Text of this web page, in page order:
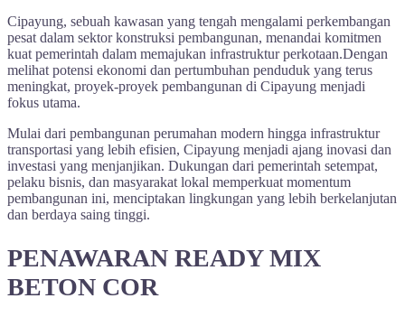
Cipayung, sebuah kawasan yang tengah mengalami perkembangan
pesat dalam sektor konstruksi pembangunan, menandai komitmen
kuat pemerintah dalam memajukan infrastruktur perkotaan.Dengan
melihat potensi ekonomi dan pertumbuhan penduduk yang terus
meningkat, proyek-proyek pembangunan di Cipayung menjadi
fokus utama.
Mulai dari pembangunan perumahan modern hingga infrastruktur
transportasi yang lebih efisien, Cipayung menjadi ajang inovasi dan
investasi yang menjanjikan. Dukungan dari pemerintah setempat,
pelaku bisnis, dan masyarakat lokal memperkuat momentum
pembangunan ini, menciptakan lingkungan yang lebih berkelanjutan
dan berdaya saing tinggi.
PENAWARAN READY MIX
BETON COR